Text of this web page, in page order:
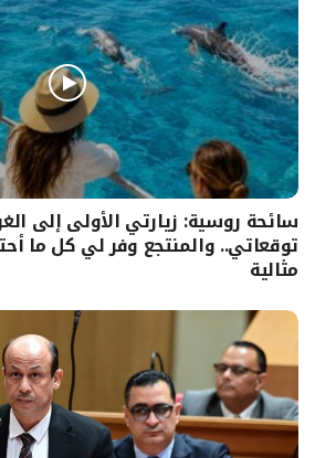
سائحة روسية: زيارتي الأولى إلى
توقعاتي.. والمنتجع وفر لي كل ما
مثالية